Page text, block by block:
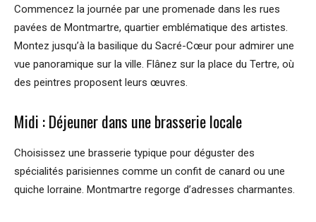
Commencez la journée par une promenade dans les rues
pavées de Montmartre, quartier emblématique des artistes.
Montez jusqu’à la basilique du Sacré-Cœur pour admirer une
vue panoramique sur la ville. Flânez sur la place du Tertre, où
des peintres proposent leurs œuvres.
Midi : Déjeuner dans une brasserie locale
Choisissez une brasserie typique pour déguster des
spécialités parisiennes comme un confit de canard ou une
quiche lorraine. Montmartre regorge d’adresses charmantes.